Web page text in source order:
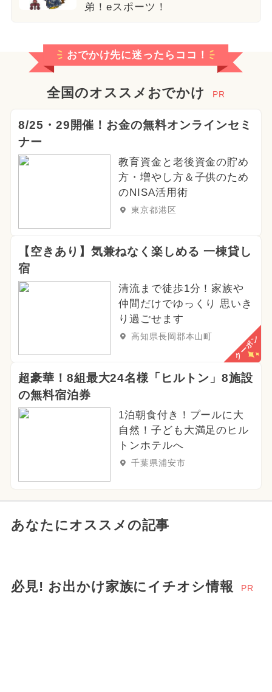
弟！eスポーツ！
おでかけ先に迷ったらココ！
全国のオススメおでかけ PR
8/25・29開催！お金の無料オンラインセミ
ナー
教育資金と老後資金の貯め
方・増やし方＆子供のため
のNISA活用術
東京都港区
【空きあり】気兼ねなく楽しめる 一棟貸し
宿
清流まで徒歩1分！家族や
仲間だけでゆっくり 思いき
り過ごせます
高知県長岡郡本山町 クーポン
超豪華！8組最大24名様「ヒルトン」8施設
の無料宿泊券
1泊朝食付き！プールに大
自然！子ども大満足のヒル
トンホテルへ
千葉県浦安市
あなたにオススメの記事
必見! お出かけ家族にイチオシ情報 PR